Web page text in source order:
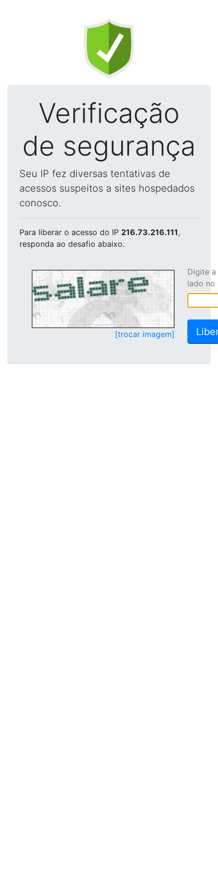
Verificação
de segurança
Seu IP fez diversas tentativas de
acessos suspeitos a sites hospedados
conosco.
Para liberar o acesso do IP 216.73.216.111,
responda ao desafio abaixo.
[trocar imagem]
Digite
lado no